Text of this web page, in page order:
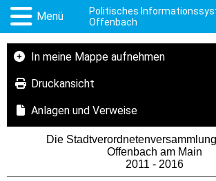
Menü
Politisches
Offenbach
In meine Mappe aufnehmen
Druckansicht
Anlagen und Verweise
Die
Offenbach am Main
2011 - 2016